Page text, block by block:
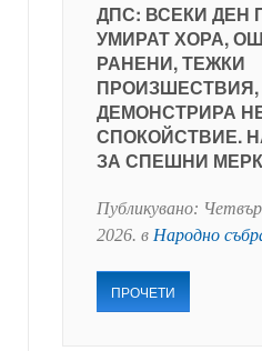
ДПС: ВСЕКИ ДЕН
УМИРАТ ХОРА,
РАНЕНИ, ТЕЖКИ
ПРОИЗШЕСТВИЯ,
ДЕМОНСТРИРА
СПОКОЙСТВИЕ.
ЗА СПЕШНИ
Публикувано:
2026. в Народно
ПРОЧЕТИ